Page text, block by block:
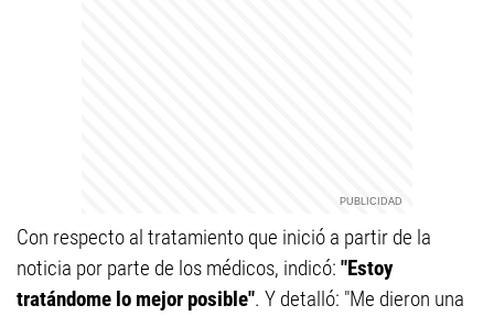
Con respecto al tratamiento que inició a partir de la
noticia por parte de los médicos, indicó: "Estoy
tratándome lo mejor posible". Y detalló: "Me dieron una